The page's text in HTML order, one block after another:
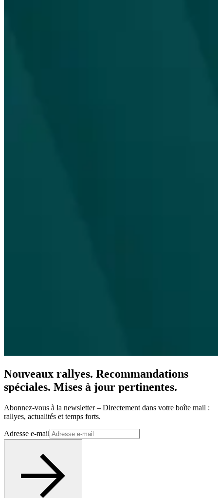
Nouveaux rallyes. Recommandations
spéciales. Mises à jour pertinentes.
Abonnez-vous à la newsletter – Directement dans votre boîte mail :
rallyes, actualités et temps forts.
Adresse e-mail